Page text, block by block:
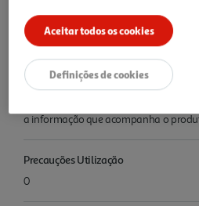
Espanha
Informação Adicional
Confirmar a informação no Rótulo do
a informação que acompanha o
Precauções Utilização
0
Aceitar todos os cookies
Definições de cookies